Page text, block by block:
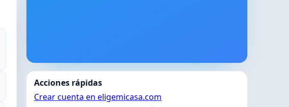
Acciones rápidas
Crear cuenta en eligemicasa.com